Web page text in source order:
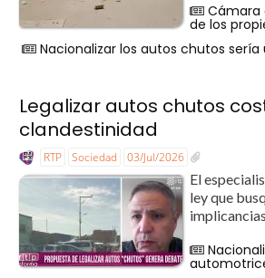
Cámara
de los
Nacionalizar los autos chutos
Legalizar autos chutos
clandestinidad
RTP Sociedad 03/Jul/2026
El
ley que